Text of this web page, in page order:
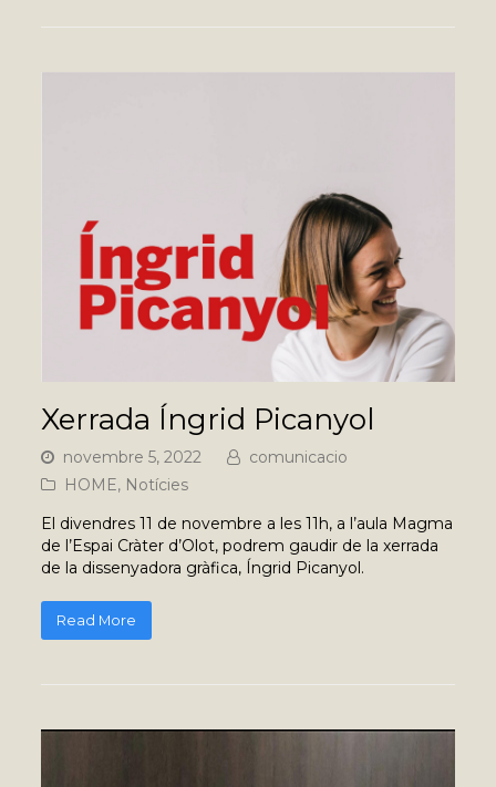
Xerrada Íngrid Picanyol
novembre 5, 2022
comunicacio
HOME, Notícies
El divendres 11 de novembre a les 11h, a l’aula Magma
de l’Espai Cràter d’Olot, podrem gaudir de la xerrada
de la dissenyadora gràfica, Íngrid Picanyol.
Read More